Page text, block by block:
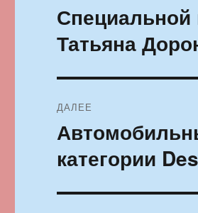
по
записям
Предыдущая
Специальной
Татьяна
ДАЛЕЕ
Следующая
категории